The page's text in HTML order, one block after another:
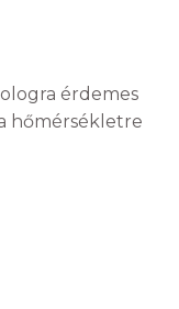
érdemes
hőmérsékletre